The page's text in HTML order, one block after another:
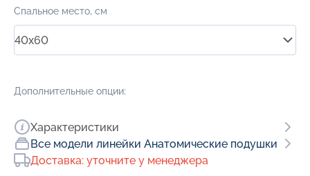
Спальное место, см
40x60
Дополнительные опции:
Характеристики
Все модели линейки Анатомические подушки
Доставка: уточните у менеджера